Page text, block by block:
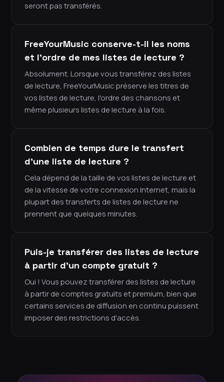
seront pas transférés.
FreeYourMusic conserve-t-il les noms
et l'ordre de mes listes de lecture ?
Absolument. Lorsque vous transférez des listes
de lecture, FreeYourMusic préserve les titres de
vos listes de lecture, l'ordre des chansons et
même plusieurs listes de lecture à la fois.
Combien de temps dure le transfert
d'une liste de lecture ?
Cela dépend de la taille de vos listes de lecture et
de la vitesse de votre connexion Internet, mais la
plupart des transferts de listes de lecture ne
prennent que quelques minutes.
Puis-je transférer des listes de lecture
à partir d'un compte gratuit ?
Oui ! Vous pouvez transférer des listes de lecture
à partir de comptes gratuits et premium, bien que
certains services de diffusion en continu puissent
imposer des restrictions d'accès.